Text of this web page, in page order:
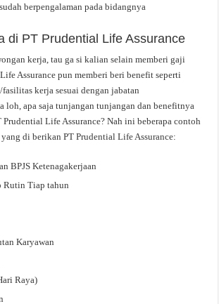
berpengalaman pada bidangnya
di PT Prudential Life Assurance
kerja, tau ga si kalian selain memberi gaji
Assurance pun memberi beri benefit seperti
kerja sesuai dengan jabatan
loh, apa saja tunjangan tunjangan dan benefitnya
Life Assurance? Nah ini beberapa contoh
di berikan PT Prudential Life Assurance:
BPJS Ketenagakerjaan
Rutin Tiap tahun
Karyawan
Raya)